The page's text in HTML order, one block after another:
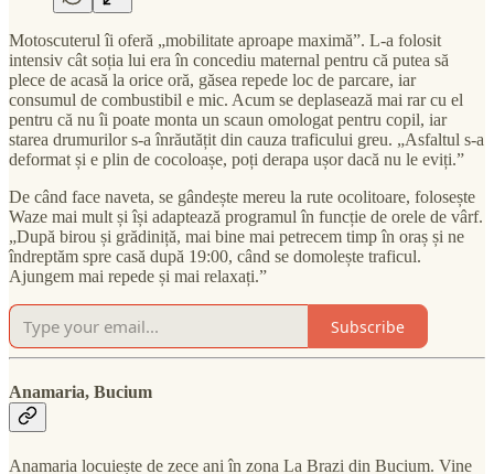
Motoscuterul îi oferă „mobilitate aproape maximă”. L-a folosit
intensiv cât soția lui era în concediu maternal pentru că putea să
plece de acasă la orice oră, găsea repede loc de parcare, iar
consumul de combustibil e mic. Acum se deplasează mai rar cu el
pentru că nu îi poate monta un scaun omologat pentru copil, iar
starea drumurilor s-a înrăutățit din cauza traficului greu. „Asfaltul s-a
deformat și e plin de cocoloașe, poți derapa ușor dacă nu le eviți.”
De când face naveta, se gândește mereu la rute ocolitoare, folosește
Waze mai mult și își adaptează programul în funcție de orele de vârf.
„După birou și grădiniță, mai bine mai petrecem timp în oraș și ne
îndreptăm spre casă după 19:00, când se domolește traficul.
Ajungem mai repede și mai relaxați.”
Subscribe
Anamaria, Bucium
Anamaria locuiește de zece ani în zona La Brazi din Bucium. Vine